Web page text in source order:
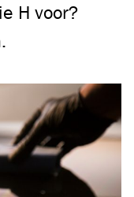
H voor?